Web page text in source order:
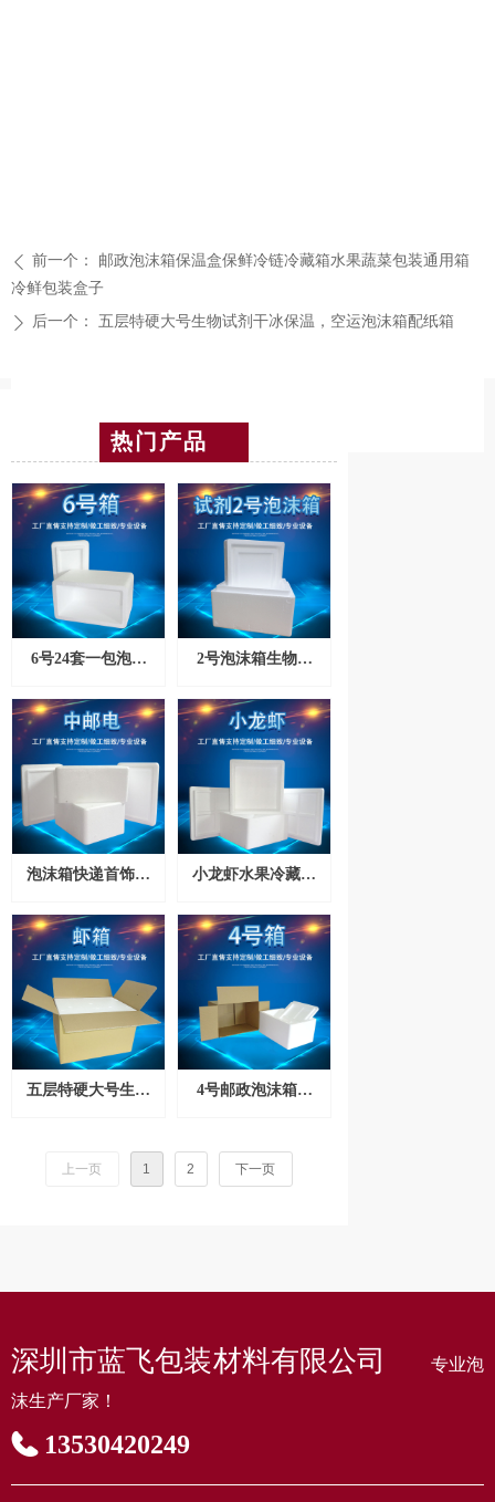
ꄴ 前一个：
邮政泡沫箱保温盒保鲜冷链冷藏箱水果蔬菜包装通用箱
冷鲜包装盒子
ꄲ 后一个： 五层特硬大号生物试剂干冰保温，空运泡沫箱配纸箱
热门产品
6号24套一包泡沫
包装运输生鲜水果
泡沫箱批发
2号泡沫箱生物保
盒子
泡沫箱快递首饰手
鲜保鲜箱 7号9号泡
沫盒
小龙虾水果冷藏保
沫包装箱12个一包
五层特硬大号生物
运泡沫箱配纸箱
4号邮政泡沫箱加
输保温抗摔泡沫箱
上一页 1 2 下一页
深圳市蓝飞包装材料有限公司
专业泡
沫生产厂家！
13530420249